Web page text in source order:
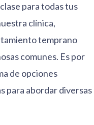
para todas tus
clínica,
temprano
comunes. Es por
de opciones
para abordar diversas